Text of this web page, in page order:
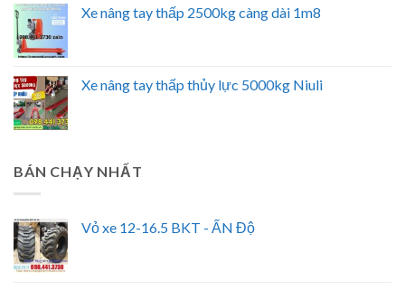
Xe nâng tay thấp 2500kg càng dài 1m8
Xe nâng tay thấp thủy lực 5000kg Niuli
BÁN CHẠY NHẤT
Vỏ xe 12-16.5 BKT - ẤN Độ